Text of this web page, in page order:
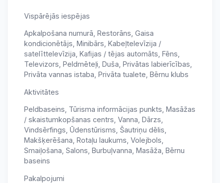
Vispārējās iespējas
Apkalpošana numurā, Restorāns, Gaisa
kondicionētājs, Minibārs, Kabeļtelevīzija /
satelīttelevīzija, Kafijas / tējas automāts, Fēns,
Televizors, Peldmēteļi, Duša, Privātas labierīcības,
Privāta vannas istaba, Privāta tualete, Bērnu klubs
Aktivitātes
Peldbaseins, Tūrisma informācijas punkts, Masāžas
/ skaistumkopšanas centrs, Vanna, Dārzs,
Vindsērfings, Ūdenstūrisms, Šautriņu dēlis,
Makšķerēšana, Rotaļu laukums, Volejbols,
Smaiļošana, Salons, Burbuļvanna, Masāža, Bērnu
baseins
Pakalpojumi